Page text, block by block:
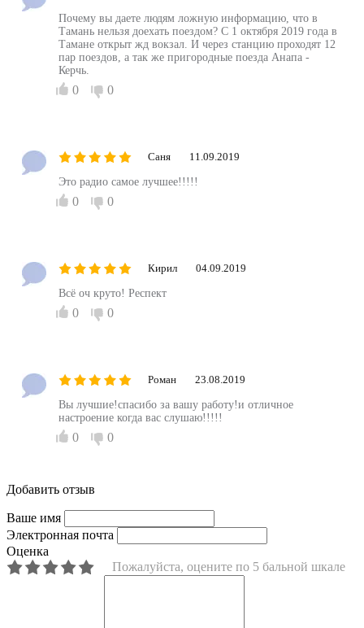
Почему вы даете людям ложную информацию, что в
Тамань нельзя доехать поездом? С 1 октября 2019 года в
Тамане открыт жд вокзал. И через станцию проходят 12
пар поездов, а так же пригородные поезда Анапа -
Керчь.
0 0
Саня 11.09.2019
Это радио самое лучшее!!!!!
0 0
Кирил 04.09.2019
Всё оч круто! Респект
0 0
Роман 23.08.2019
Вы лучшие!спасибо за вашу работу!и отличное
настроение когда вас слушаю!!!!!
0 0
Добавить отзыв
Ваше имя
Электронная почта
Оценка
Пожалуйста, оцените по 5 бальной шкале